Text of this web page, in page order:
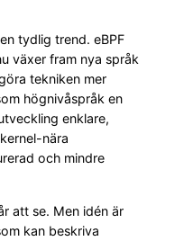
tydlig trend. eBPF
växer fram nya språk
tekniken mer
högnivåspråk en
enklare,
nära
och mindre
att se. Men idén är
kan beskriva